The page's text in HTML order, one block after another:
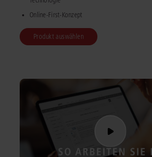
Online-First-Konzept
Produkt auswählen